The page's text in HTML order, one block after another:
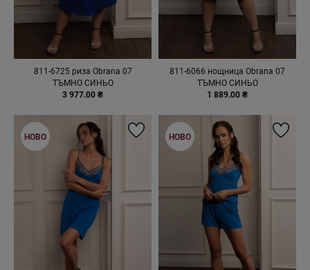
811-6725 риза Obrana 07
ТЪМНО СИНЬО
3 977.00 ₴
811-6066 нощница Obrana 07
ТЪМНО СИНЬО
1 889.00 ₴
НОВО НОВО